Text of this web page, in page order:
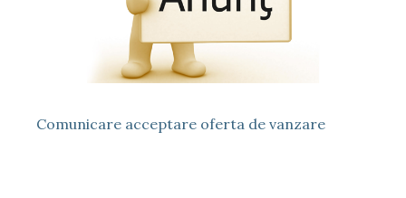
Comunicare acceptare oferta de vanzare